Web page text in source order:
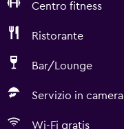
Centro fitness
Ristorante
Bar/Lounge
Servizio in camera
Wi-Fi gratis